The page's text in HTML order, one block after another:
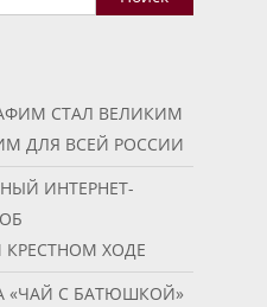
СТАЛ ВЕЛИКИМ
ДЛЯ ВСЕЙ РОССИИ
ИНТЕРНЕТ-
ХОДЕ
«ЧАЙ С БАТЮШКОЙ»